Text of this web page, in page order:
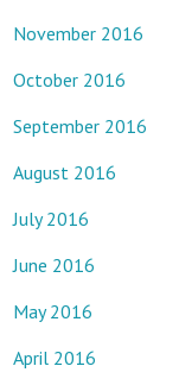
November 2016
October 2016
September 2016
August 2016
July 2016
June 2016
May 2016
April 2016